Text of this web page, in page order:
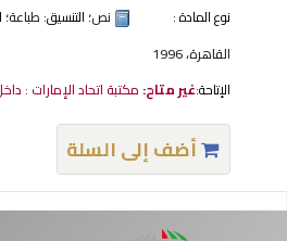
نوع المادة :
نص؛ التنسيق: طباعة
القاهرة، 1996
الإتاحة:غير متاح: مكتبة اتحاد الإمارات :
أضف إلى السلة